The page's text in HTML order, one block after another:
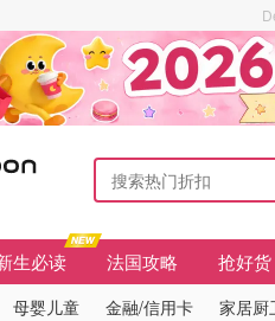
生必读 法国攻略 抢好货
母婴儿童 金融/信用卡 家居厨